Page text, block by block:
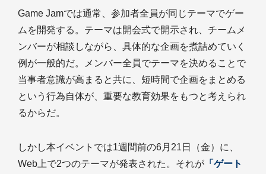
Game Jamでは通常、参加者全員が同じテーマでゲー
ムを開発する。テーマは開会式で開示され、チームメ
ンバーが相談しながら、具体的な企画を煮詰めていく
例が一般的だ。メンバー全員でテーマを決めることで
当事者意識が高まると共に、短時間で企画をまとめる
という行為自体が、重要な教育効果をもつと考えられ
るからだ。
しかし本イベントでは1週間前の6月21日（金）に、
Web上で2つのテーマが発表された。それが 「ゲート